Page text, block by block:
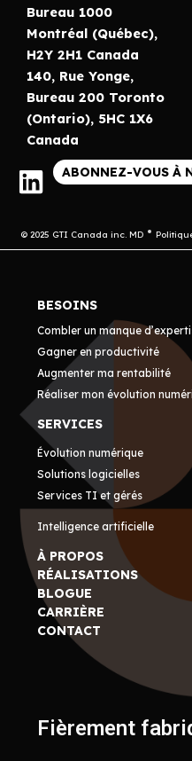
Bureau 1000
Montréal (Québec),
H2Y 2H1 Canada
140, Rue Yonge,
Bureau 200 Toronto
(Ontario), 5HC 1X6
Canada
ABONNEZ-VOUS À
© 2025 GTI Canada inc. MD
BESOINS
Combler un manque
Gagner en productivité
Augmenter ma rentabilité
Réaliser mon évolution
SERVICES
Évolution numérique
Solutions logicielles
Services TI et gérés
Intelligence artificielle
À PROPOS
RÉALISATIONS
BLOGUE
CARRIÈRE
CONTACT
Fièrement